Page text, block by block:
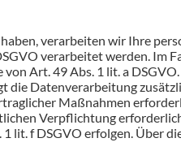
verarbeiten wir Ihre
verarbeitet werden.
Art. 49 Abs. 1 lit. a
Datenverarbeitung
Maßnahmen
Verpflichtung
lit. f DSGVO erfolgen. Über